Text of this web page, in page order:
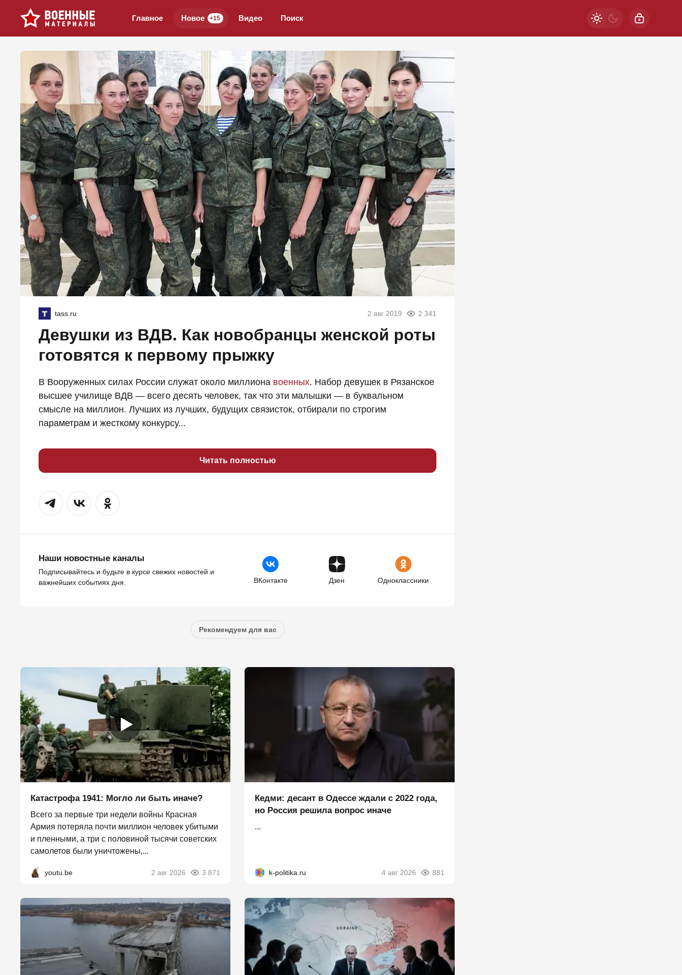
Главное Новое +15 Видео Поиск
tass.ru 2 авг 2019 2 341
Девушки из ВДВ. Как новобранцы женской роты
готовятся к первому прыжку
В Вооруженных силах России служат около миллиона военных. Набор девушек в Рязанское
высшее училище ВДВ — всего десять человек, так что эти малышки — в буквальном
смысле на миллион. Лучших из лучших, будущих связисток, отбирали по строгим
параметрам и жесткому конкурсу...
Читать полностью
Наши новостные каналы
Подписывайтесь и будьте в курсе свежих новостей и
важнейших событиях дня.
ВКонтакте Дзен Одноклассники
Рекомендуем для вас
Катастрофа 1941: Могло ли быть иначе?
Всего за первые три недели войны Красная
Армия потеряла почти миллион человек убитыми
и пленными, а три с половиной тысячи советских
самолетов были уничтожены,...
youtu.be 2 авг 2026 3 871
Кедми: десант в Одессе ждали с 2022 года,
но Россия решила вопрос иначе
...
k-politika.ru 4 авг 2026 881